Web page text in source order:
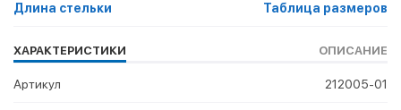
Длина стельки Таблица размеров
ХАРАКТЕРИСТИКИ ОПИСАНИЕ
Артикул 212005-01